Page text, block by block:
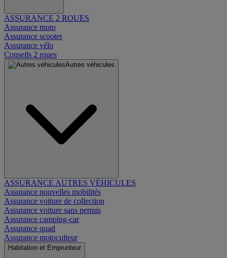
ASSURANCE 2 ROUES
Assurance moto
Assurance scooter
Assurance vélo
Conseils 2 roues
Autres véhicules
ASSURANCE AUTRES VÉHICULES
Assurance nouvelles mobilités
Assurance voiture de collection
Assurance voiture sans permis
Assurance camping-car
Assurance quad
Assurance motoculteur
Habitation et Emprunteur